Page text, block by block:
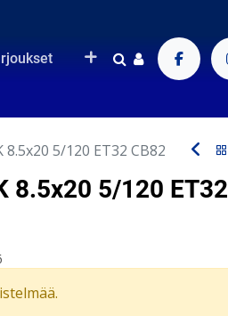
8.5x20 5/120 ET32 CB82
8.5x20 5/120 ET32